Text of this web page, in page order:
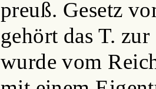
preuß. Gesetz
gehört das T.
wurde vom